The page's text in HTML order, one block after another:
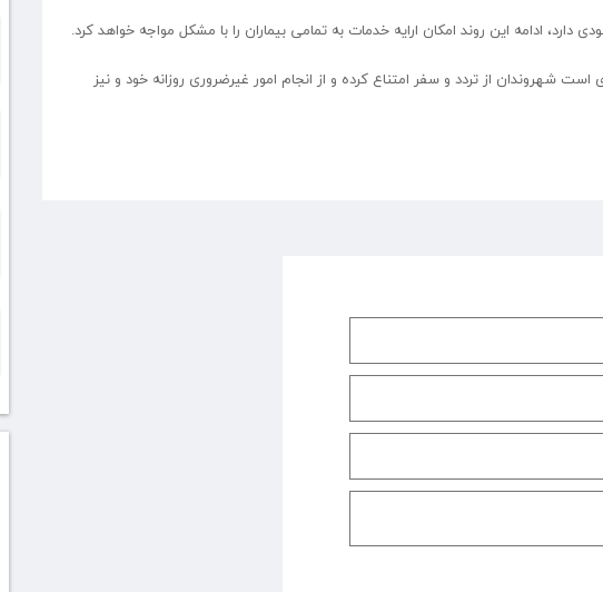
دارد، ادامه این روند امکان ارایه خدمات به تمامی بیماران را با مشکل مواجه خواهد کرد.
شهروندان از تردد و سفر امتناع کرده و از انجام امور غیرضروری روزانه خود و نیز